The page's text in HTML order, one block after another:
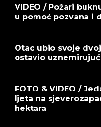
VIDEO / Požari
u pomoć pozvana i
Otac ubio svoje
ostavio
FOTO & VIDEO /
ljeta na
hektara